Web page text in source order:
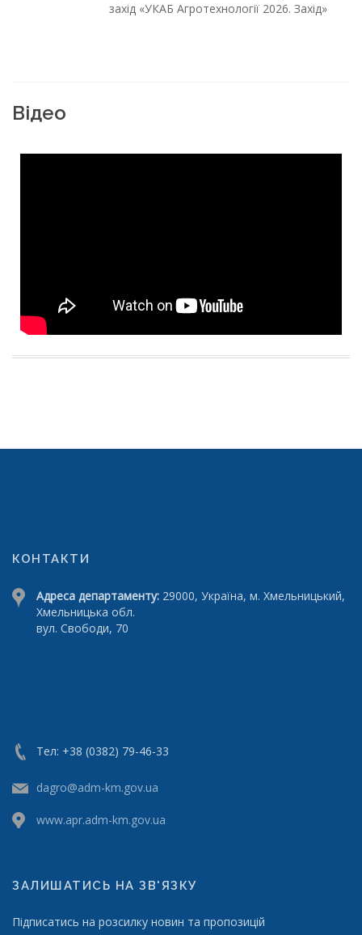
захід «УКАБ Агротехнології 2026. Захід»
Відео
КОНТАКТИ
Адреса департаменту: 29000, Україна, м. Хмельницький,
Хмельницька обл.
вул. Свободи, 70
Тел: +38 (0382) 79-46-33
dagro@adm-km.gov.ua
www.apr.adm-km.gov.ua
ЗАЛИШАТИСЬ НА ЗВ'ЯЗКУ
Підписатись на розсилку новин та пропозицій